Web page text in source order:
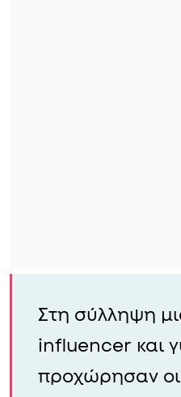
Στη σύλληψη
influencer και
προχώρησαν οι